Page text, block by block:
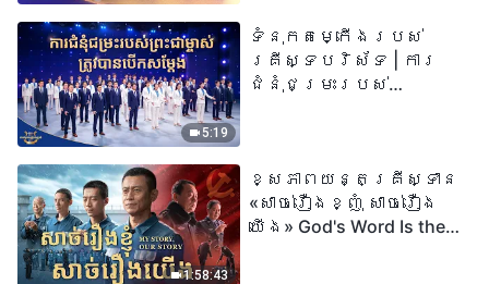
២០២៦
5:19
ទំនុកតម្កើង​របស់​
គ្រីស្ទបរិស័ទ | ការ
ជំនុំជម្រះរបស់
1:58:43
ខ្សែភាពយន្តគ្រីស្ទាន
«សាច់រឿងខ្ញុំ សាច់រឿង
យើង» God's Word Is the